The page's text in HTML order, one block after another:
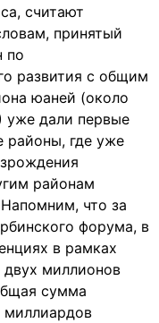
считают
принятый
по
развития с общим
юаней (около
дали первые
районы, где уже
районам
что за
форума, в
в рамках
двух миллионов
сумма
миллиардов